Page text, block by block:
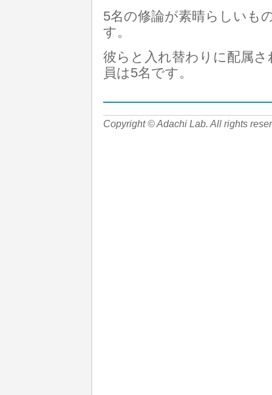
5名の修論が素晴らしいも
す。
彼らと入れ替わりに配属
員は5名です。
Copyright © Adachi Lab. All rights